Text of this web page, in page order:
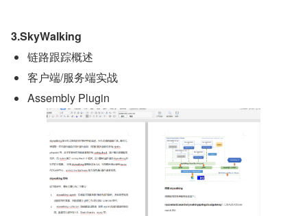
3.SkyWalking
链路跟踪概述
客户端/服务端实战
Assembly Plugin